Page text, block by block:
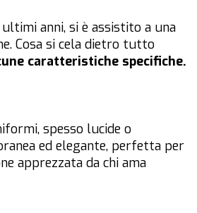
anni, si è assistito a una
Cosa si cela dietro tutto
caratteristiche specifiche.
spesso lucide o
ed elegante, perfetta per
apprezzata da chi ama